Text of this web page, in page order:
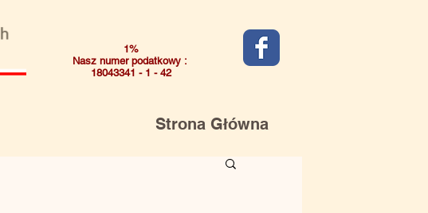
1%
Nasz numer podatkowy :
18043341 - 1 - 42
Strona Główna